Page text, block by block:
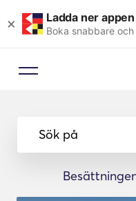
× Ladda ner appen
Boka snabbare
Sök på